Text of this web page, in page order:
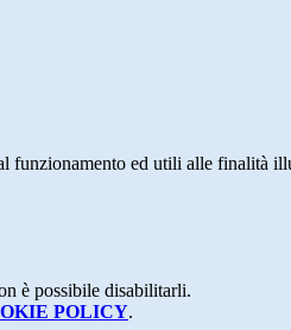
funzionamento ed utili alle finalità
è possibile disabilitarli.
POLICY.